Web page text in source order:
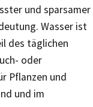
und sparsamer
Wasser ist
des täglichen
oder
Pflanzen und
und im